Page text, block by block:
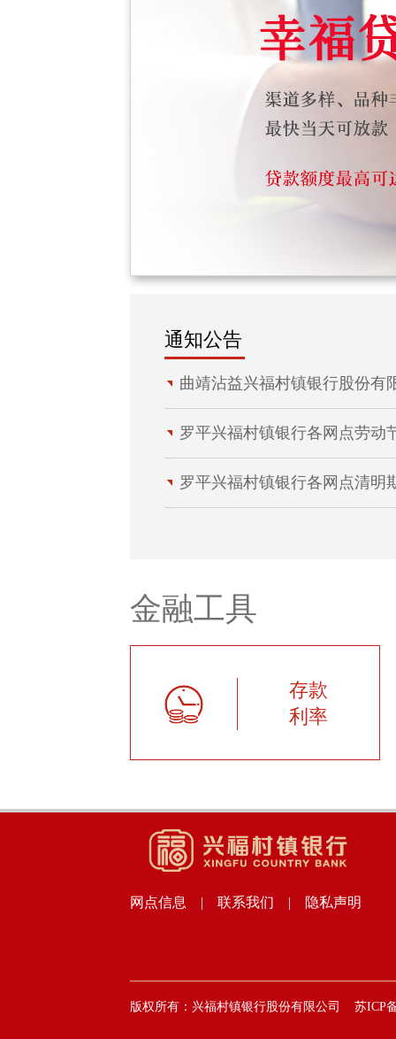
通知公告
曲靖沾益兴福村镇银行股份有
罗平兴福村镇银行各网点劳动
罗平兴福村镇银行各网点清明
金融工具
存款
利率